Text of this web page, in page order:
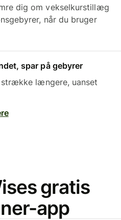
dig om vekselkurstillæg
når du bruger
spar på gebyrer
længere, uanset
gratis
app